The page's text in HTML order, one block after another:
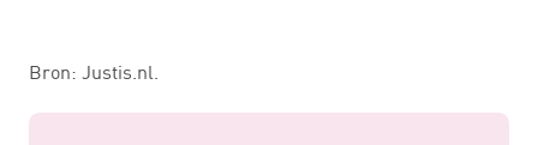
Bron: Justis.nl.